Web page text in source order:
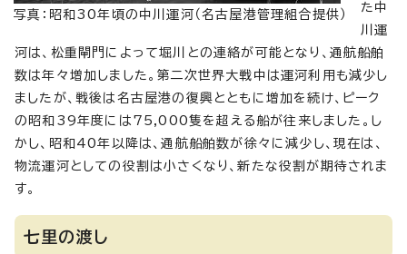
写真：昭和30年頃の中川運河（名古屋港管理組合提供）
た中
川運
河は、松重閘門によって堀川との連絡が可能となり、通航船舶
数は年々増加しました。第二次世界大戦中は運河利用も減少し
ましたが、戦後は名古屋港の復興とともに増加を続け、ピーク
の昭和39年度には75,000隻を超える船が往来しました。し
かし、昭和40年以降は、通航船舶数が徐々に減少し、現在は、
物流運河としての役割は小さくなり、新たな役割が期待されま
す。
七里の渡し